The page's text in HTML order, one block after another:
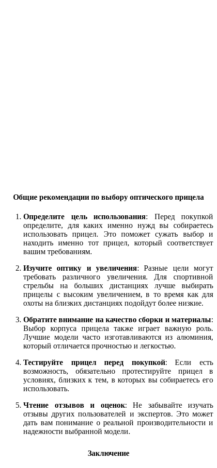
Общие рекомендации по выбору оптического прицела
Определите цель использования: Перед покупкой
определите, для каких именно нужд вы собираетесь
использовать прицел. Это поможет сужать выбор и
находить именно тот прицел, который соответствует
вашим требованиям.
Изучите оптику и увеличения: Разные цели могут
требовать различного увеличения. Для спортивной
стрельбы на больших дистанциях лучше выбирать
прицелы с высоким увеличением, в то время как для
охоты на близких дистанциях подойдут более низкие.
Обратите внимание на качество сборки и материалы:
Выбор корпуса прицела также играет важную роль.
Лучшие модели часто изготавливаются из алюминия,
который отличается прочностью и легкостью.
Тестируйте прицел перед покупкой: Если есть
возможность, обязательно протестируйте прицел в
условиях, близких к тем, в которых вы собираетесь его
использовать.
Чтение отзывов и оценок: Не забывайте изучать
отзывы других пользователей и экспертов. Это может
дать вам понимание о реальной производительности и
надежности выбранной модели.
Заключение